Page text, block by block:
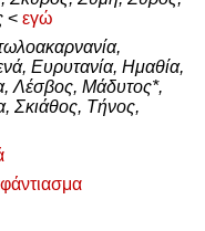
< εγώ
Ευρυτανία, Ημαθία,
Λέσβος, Μάδυτος*,
Σκιάθος, Τήνος,